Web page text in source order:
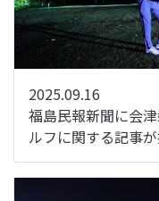
2025.09.16
福島民報新聞に会
ルフに関する記事